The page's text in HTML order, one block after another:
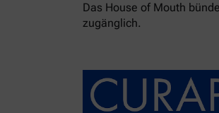
Das House of Mouth
zugänglich.